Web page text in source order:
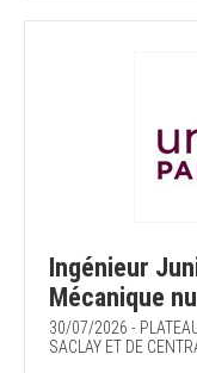
Ingénieur
Mécanique
30/07/2026 -
SACLAY ET DE